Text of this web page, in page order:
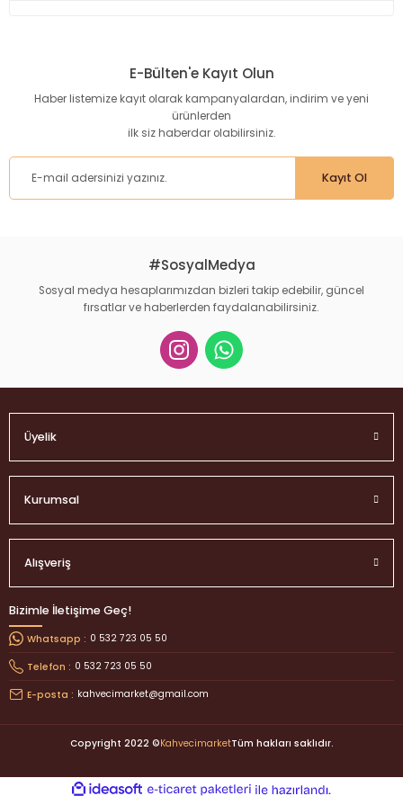
Görüş ve önerileriniz için teşekkür ederiz.
Ürün resmi kalitesiz, bozuk veya görüntülenemiyor.
Ürün bilgilerinde hatalar bulunuyor.
Ürün fiyatı diğer sitelerden daha pahalı.
Gönder
E-Bülten'e Kayıt Olun
Haber listemize kayıt olarak kampanyalardan, indirim ve yeni
ürünlerden
ilk siz haberdar olabilirsiniz.
Kayıt Ol
#SosyalMedya
Sosyal medya hesaplarımızdan bizleri takip edebilir, güncel
fırsatlar ve haberlerden faydalanabilirsiniz.
Üyelik
Kurumsal
Alışveriş
Bizimle İletişime Geç!
Whatsapp : 0 532 723 05 50
Telefon : 0 532 723 05 50
E-posta : kahvecimarket@gmail.com
Copyright 2022 ©KahvecimarketTüm hakları saklıdır.
ideasoft e-